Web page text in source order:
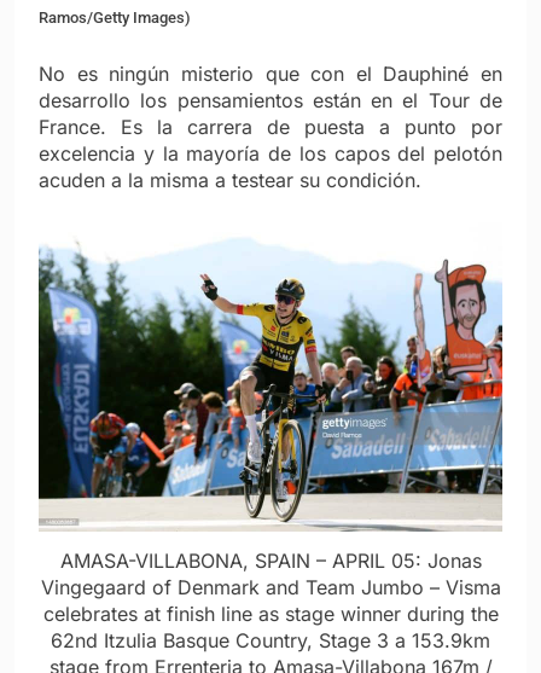
Ramos/Getty Images)
No es ningún misterio que con el Dauphiné en
desarrollo los pensamientos están en el Tour de
France. Es la carrera de puesta a punto por
excelencia y la mayoría de los capos del pelotón
acuden a la misma a testear su condición.
AMASA-VILLABONA, SPAIN – APRIL 05: Jonas
Vingegaard of Denmark and Team Jumbo – Visma
celebrates at finish line as stage winner during the
62nd Itzulia Basque Country, Stage 3 a 153.9km
stage from Errenteria to Amasa-Villabona 167m /